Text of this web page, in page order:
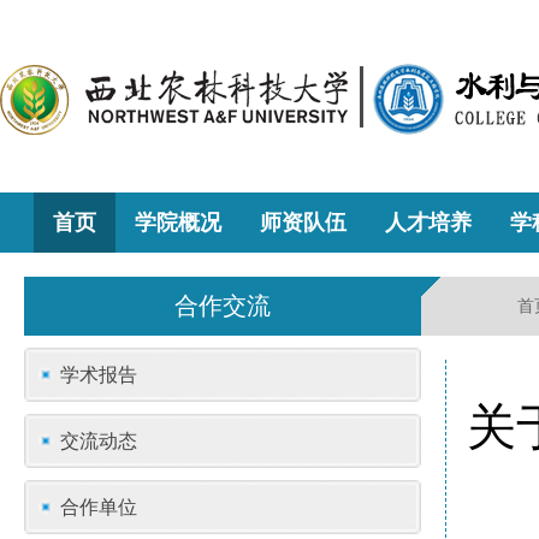
首页 学院概况 师资队伍 人才培养 学
合作交流 首
学术报告
交流动态
合作单位
关